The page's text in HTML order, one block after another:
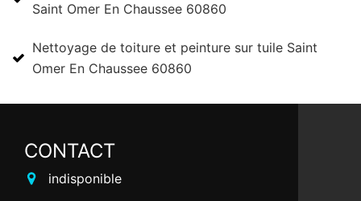
Saint Omer En Chaussee 60860
Nettoyage de toiture et peinture sur tuile Saint
Omer En Chaussee 60860
CONTACT
indisponible